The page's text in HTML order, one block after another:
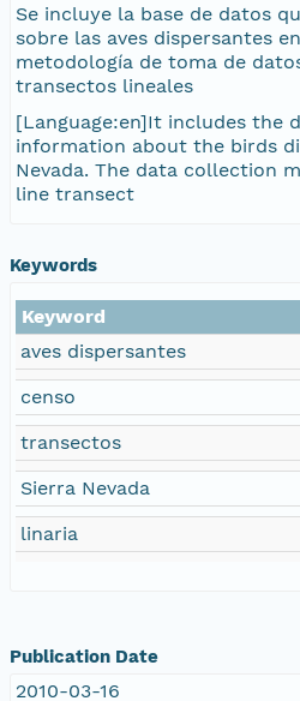
Se incluye la base de datos
sobre las aves dispersantes
metodología de toma de
transectos lineales
[Language:en]It includes the
information about the birds
Nevada. The data collection
line transect
Keywords
Keyword
aves dispersantes
censo
transectos
Sierra Nevada
linaria
Publication Date
2010-03-16